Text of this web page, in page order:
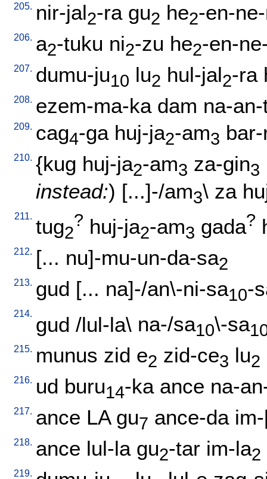
205. nir-jal2-ra gu2 he2-en-
206. a2-tuku ni2-zu he2-en-
207. dumu-ju10 lu2 hul-jal2-ra
208. ezem-ma-ka dam na-
209. cag4-ga huj-ja2-am3
210. {kug huj-ja2-am3 za-gin3
instead:) [...]-/am3\ za
211. tug2
? huj-ja2-am3 gada?
212. [... nu]-mu-un-da-sa2
213. gud [... na]-/an\-ni-sa10-
214. gud /lul-la\ na-/sa10\-sa
215. munus zid e2 zid-ce3 lu2
216. ud buru14-ka ance na-
217. ance LA gu7 ance-da
218. ance lul-la gu2-tar im-la2
219.